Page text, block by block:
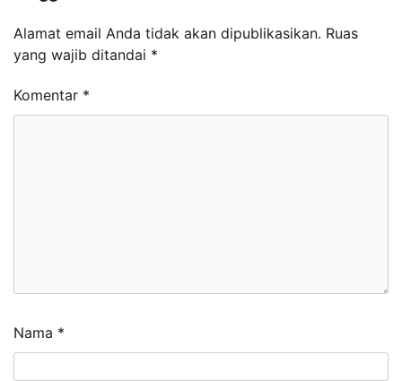
Alamat email Anda tidak akan dipublikasikan. Ruas
yang wajib ditandai *
Komentar *
Nama *